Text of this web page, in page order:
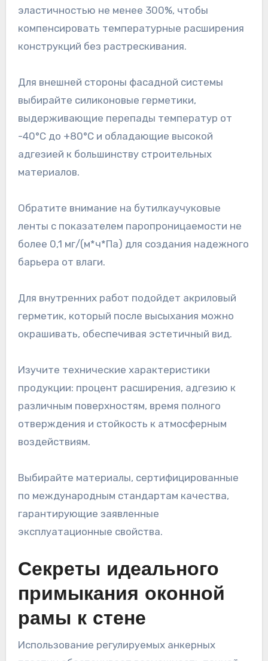
эластичностью не менее 300%, чтобы
компенсировать температурные расширения
конструкций без растрескивания.
Для внешней стороны фасадной системы
выбирайте силиконовые герметики,
выдерживающие перепады температур от
-40°C до +80°C и обладающие высокой
адгезией к большинству строительных
материалов.
Обратите внимание на бутилкаучуковые
ленты с показателем паропроницаемости не
более 0,1 мг/(м*ч*Па) для создания надежного
барьера от влаги.
Для внутренних работ подойдет акриловый
герметик, который после высыхания можно
окрашивать, обеспечивая эстетичный вид.
Изучите технические характеристики
продукции: процент расширения, адгезию к
различным поверхностям, время полного
отверждения и стойкость к атмосферным
воздействиям.
Выбирайте материалы, сертифицированные
по международным стандартам качества,
гарантирующие заявленные
эксплуатационные свойства.
Секреты идеального
примыкания оконной
рамы к стене
Использование регулируемых анкерных